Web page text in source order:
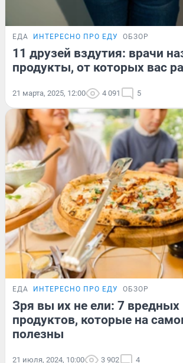
ЕДА ИНТЕРЕСНО ПРО ЕДУ ОБЗОР
11 друзей вздутия: врачи
продукты, от которых вас
21 марта, 2025, 12:00 4 091 5
ЕДА ИНТЕРЕСНО ПРО ЕДУ ОБЗОР
Зря вы их не ели: 7 вредных
продуктов, которые на
полезны
21 июля, 2024, 10:00 3 902 4